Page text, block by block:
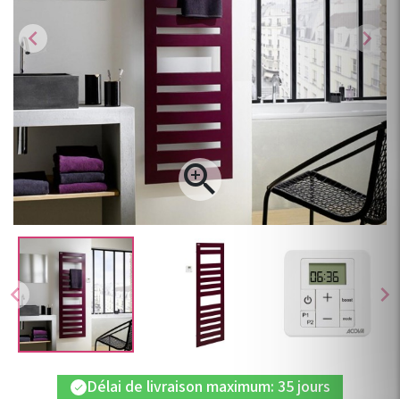
chevron_left chevron_right
chevron_left

chevron_right
check Délai de livraison maximum: 35 jours